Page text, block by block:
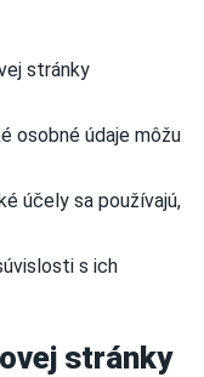
stránky
osobné údaje môžu
účely sa používajú,
s ich
stránky